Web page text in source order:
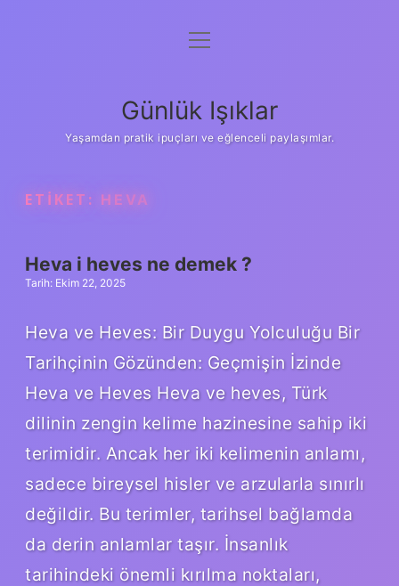
Anasayfa
Yasal Uyarı
menüyü
Günlük Işıklar
Yaşamdan pratik ipuçları ve eğlenceli paylaşımlar.
ETIKET: HEVA
Heva i heves ne demek ?
Tarih: Ekim 22, 2025
Heva ve Heves: Bir Duygu Yolculuğu Bir
Tarihçinin Gözünden: Geçmişin İzinde
Heva ve Heves Heva ve heves, Türk
dilinin zengin kelime hazinesine sahip iki
terimidir. Ancak her iki kelimenin anlamı,
sadece bireysel hisler ve arzularla sınırlı
değildir. Bu terimler, tarihsel bağlamda
da derin anlamlar taşır. İnsanlık
tarihindeki önemli kırılma noktaları,